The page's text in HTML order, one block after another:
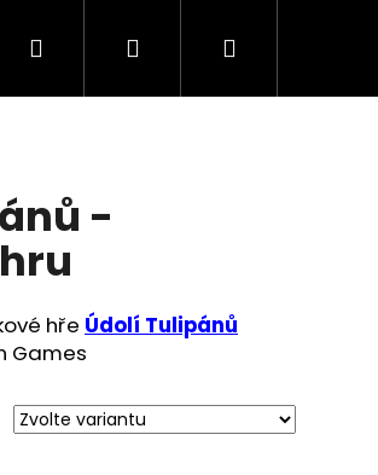
tisk Máte dotaz?
Hledat PřihlášeníNákupní
-
hře Údolí Tulipánů
Games